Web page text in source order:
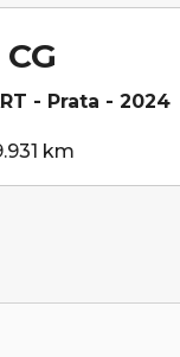
CG
- Prata - 2024
km